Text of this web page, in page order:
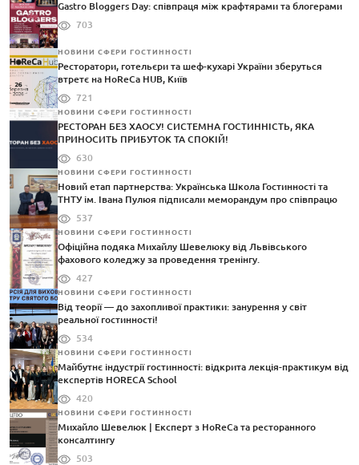
Gastro Bloggers Day: співпраця між крафтярами та блогерами
703
НОВИНИ СФЕРИ ГОСТИННОСТІ
Ресторатори, готельєри та шеф-кухарі України зберуться
втретє на HoReCa HUB, Київ
721
НОВИНИ СФЕРИ ГОСТИННОСТІ
РЕСТОРАН БЕЗ ХАОСУ! СИСТЕМНА ГОСТИННІСТЬ, ЯКА
ПРИНОСИТЬ ПРИБУТОК ТА СПОКІЙ!
630
НОВИНИ СФЕРИ ГОСТИННОСТІ
Новий етап партнерства: Українська Школа Гостинності та
ТНТУ ім. Івана Пулюя підписали меморандум про співпрацю
537
НОВИНИ СФЕРИ ГОСТИННОСТІ
Офіційна подяка Михайлу Шевелюку від Львівського
фахового коледжу за проведення тренінгу.
427
НОВИНИ СФЕРИ ГОСТИННОСТІ
Від теорії — до захопливої практики: занурення у світ
реальної гостинності!
534
НОВИНИ СФЕРИ ГОСТИННОСТІ
Майбутнє індустрії гостинності: відкрита лекція-практикум від
експертів HORECA School
420
НОВИНИ СФЕРИ ГОСТИННОСТІ
Михайло Шевелюк | Експерт з HoReCa та ресторанного
консалтингу
503